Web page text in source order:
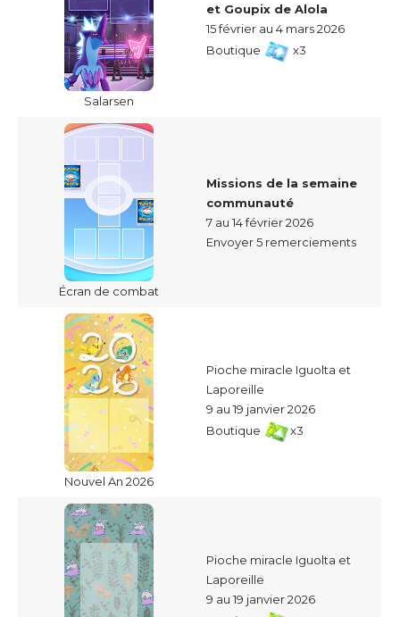
Salarsen
et Goupix de Alola
15 février au 4 mars 2026
Boutique
x3
Écran de combat
Missions de la semaine
communauté
7 au 14 février 2026
Envoyer 5 remerciements
Nouvel An 2026
Pioche miracle Iguolta et
Laporeille
9 au 19 janvier 2026
Boutique
x3
Pioche miracle Iguolta et
Laporeille
9 au 19 janvier 2026